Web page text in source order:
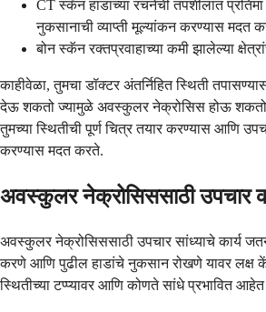
CT स्कॅन हाडांच्या रचनेची तपशीलात
नुकसानाची व्याप्ती मूल्यांकन करण्यास मदत
बोन स्कॅन रक्तप्रवाहाच्या कमी झालेल्या
काहीवेळा, तुमचा डॉक्टर अंतर्निहित स्थिती
देऊ शकतो ज्यामुळे अवस्कुलर नेक्रोसिस होऊ शकतो.
तुमच्या स्थितीची पूर्ण चित्र तयार करण्यास आणि
करण्यास मदत करते.
अवस्कुलर नेक्रोसिससाठी उपचार
अवस्कुलर नेक्रोसिससाठी उपचार सांध्याचे कार्य
करणे आणि पुढील हाडांचे नुकसान रोखणे यावर लक्ष
स्थितीच्या टप्प्यावर आणि कोणते सांधे प्रभावित